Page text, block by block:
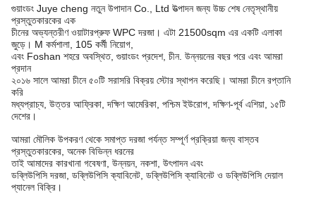
গুয়াংডং Juye cheng নতুন উপাদান Co., Ltd উত্পাদন জন্য উচ্চ শেষ নেতৃস্থানীয়
প্রস্তুতকারকের এক
চীনের অভ্যন্তরীণ ওয়াটারপ্রুফ WPC দরজা। এটা 21500sqm এর একটি এলাকা
জুড়ে। M কর্মশালা, 105 কর্মী নিয়োগ,
এবং Foshan শহরে অবস্থিত, গুয়াংডং প্রদেশ, চীন. উন্নয়নের বছর পরে এবং আমরা
প্রদান
২০১৬ সালে আমরা চীনে ৫০টি সরাসরি বিক্রয় স্টোর স্থাপন করেছি। আমরা চীনে রপ্তানি
করি
মধ্যপ্রাচ্য, উত্তর আফ্রিকা, দক্ষিণ আমেরিকা, পশ্চিম ইউরোপ, দক্ষিণ-পূর্ব এশিয়া, ১৫টি
দেশের।
আমরা মৌলিক উপকরণ থেকে সমাপ্ত দরজা পর্যন্ত সম্পূর্ণ প্রক্রিয়া জন্য বাস্তব
প্রস্তুতকারকের, অনেক বিভিন্ন ধরনের
তাই আমাদের কারখানা গবেষণা, উন্নয়ন, নকশা, উৎপাদন এবং
ডব্লিউপিসি দরজা, ডব্লিউপিসি ক্যাবিনেট, ডব্লিউপিসি ক্যাবিনেট ও ডব্লিউপিসি দেয়াল
প্যানেল বিক্রি।